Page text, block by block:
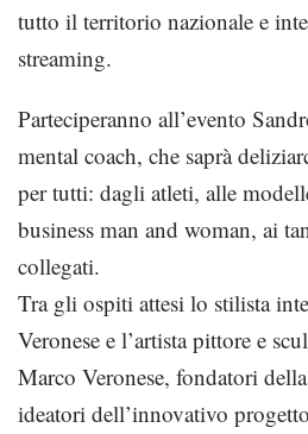
tutto il territorio nazionale e
streaming.
Parteciperanno all’evento
mental coach, che saprà
per tutti: dagli atleti, alle
business man and woman, ai
collegati.
Tra gli ospiti attesi lo stilista
Veronese e l’artista pittore e
Marco Veronese, fondatori
ideatori dell’innovativo